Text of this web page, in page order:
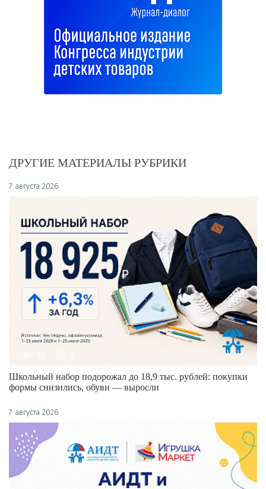
ДРУГИЕ МАТЕРИАЛЫ РУБРИКИ
7 августа 2026
Школьный набор подорожал до 18,9 тыс. рублей: покупки
формы снизились, обуви — выросли
7 августа 2026